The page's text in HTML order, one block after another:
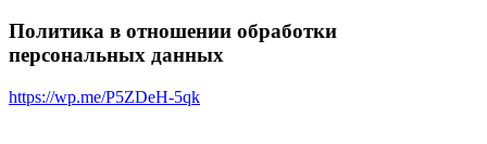
Политика в отношении обработки
персональных данных
https://wp.me/P5ZDeH-5qk